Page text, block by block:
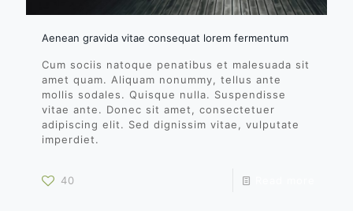
Aenean gravida vitae consequat lorem fermentum
Cum sociis natoque penatibus et malesuada sit
amet quam. Aliquam nonummy, tellus ante
mollis sodales. Quisque nulla. Suspendisse
vitae ante. Donec sit amet, consectetuer
adipiscing elit. Sed dignissim vitae, vulputate
imperdiet.
40